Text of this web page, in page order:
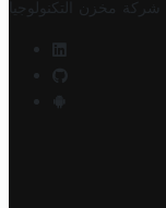
شركة مخزن التكنولوجيا